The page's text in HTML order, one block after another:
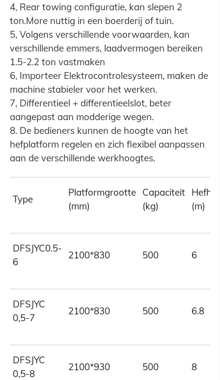
4, Rear towing configuratie, kan slepen 2
ton.More nuttig in een boerderij of tuin.
5, Volgens verschillende voorwaarden, kan
verschillende emmers, laadvermogen bereiken
1.5-2.2 ton vastmaken
6, Importeer Elektrocontrolesysteem, maken de
machine stabieler voor het werken.
7, Differentieel + differentieelslot, beter
aangepast aan modderige wegen.
8. De bedieners kunnen de hoogte van het
hefplatform regelen en zich flexibel aanpassen
aan de verschillende werkhoogtes.
Type
Platformgrootte
(mm)
Capaciteit
(kg)
(m)
DFSJYC0.5-
6
2100*830 500 6
DFSJYC
0,5-7
2100*830 500 6.8
DFSJYC
0,5-8
2100*930 500 8